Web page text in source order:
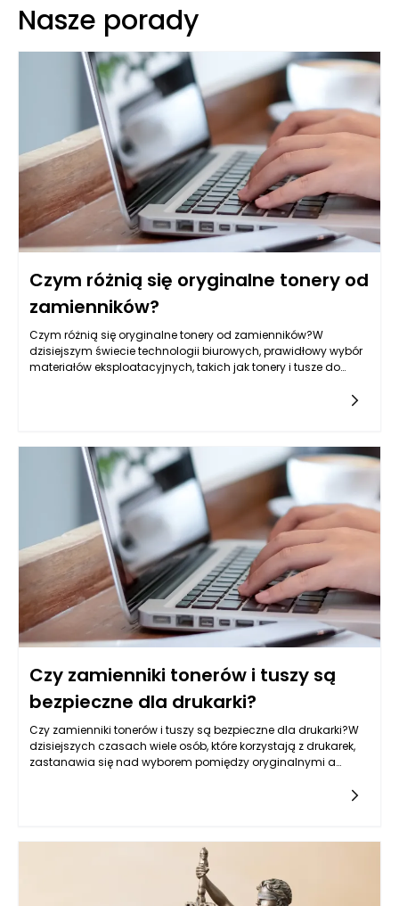
Nasze porady
Czym różnią się oryginalne tonery od
zamienników?
Czym różnią się oryginalne tonery od zamienników?W
dzisiejszym świecie technologii biurowych, prawidłowy wybór
materiałów eksploatacyjnych, takich jak tonery i tusze do
Czy zamienniki tonerów i tuszy są
bezpieczne dla drukarki?
Czy zamienniki tonerów i tuszy są bezpieczne dla drukarki?W
dzisiejszych czasach wiele osób, które korzystają z drukarek,
zastanawia się nad wyborem pomiędzy oryginalnymi a